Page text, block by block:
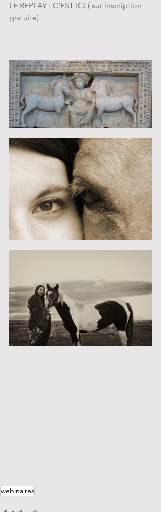
LE REPLAY : C'EST ICI ( sur inscription
gratuite)
webinaires